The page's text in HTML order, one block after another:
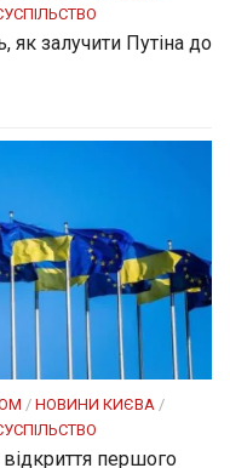
залучити Путіна до
/ НОВИНИ КИЄВА /
першого